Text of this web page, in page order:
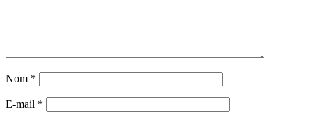
Nom *
E-mail *